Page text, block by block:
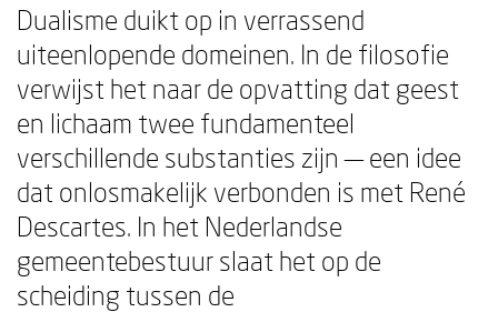
Dualisme duikt op in verrassend
uiteenlopende domeinen. In de filosofie
verwijst het naar de opvatting dat geest
en lichaam twee fundamenteel
verschillende substanties zijn — een idee
dat onlosmakelijk verbonden is met René
Descartes. In het Nederlandse
gemeentebestuur slaat het op de
scheiding tussen de